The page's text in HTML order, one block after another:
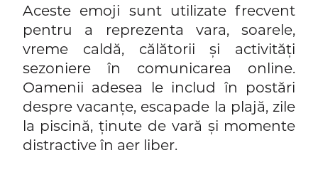
Aceste emoji sunt utilizate frecvent
pentru a reprezenta vara, soarele,
vreme caldă, călătorii și activități
sezoniere în comunicarea online.
Oamenii adesea le includ în postări
despre vacanțe, escapade la plajă, zile
la piscină, ținute de vară și momente
distractive în aer liber.